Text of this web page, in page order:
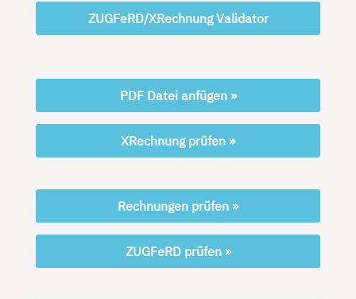
ZUGFeRD/XRechnung Validator
PDF Datei anfügen »
XRechnung prüfen »
Rechnungen prüfen »
ZUGFeRD prüfen »